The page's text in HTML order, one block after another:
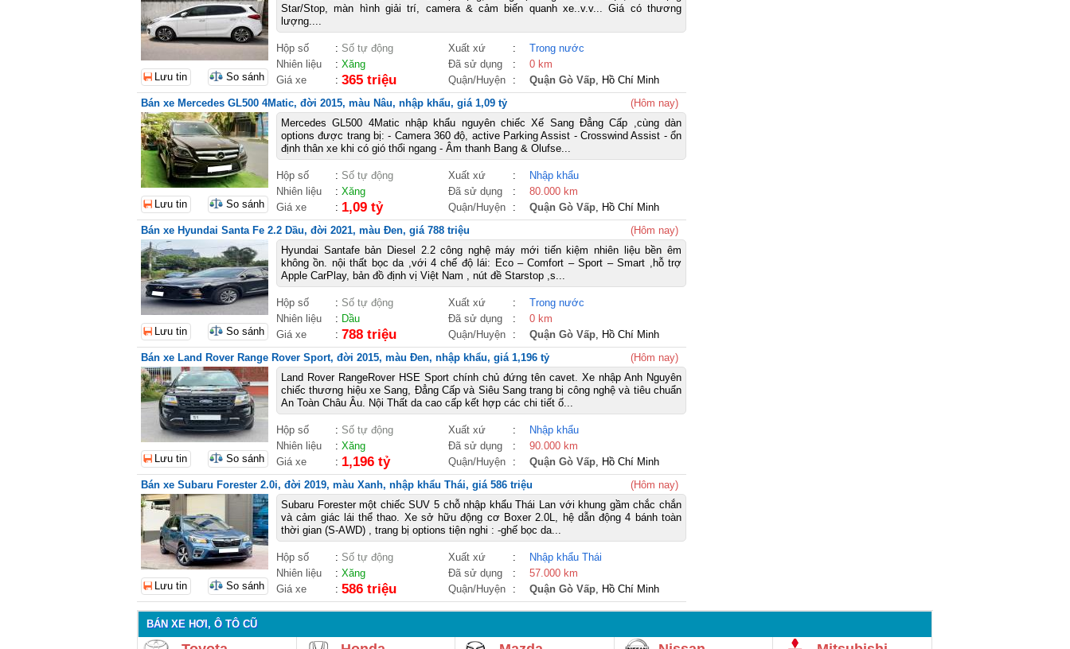
Star/Stop, màn hình giải trí, camera & cảm biến quanh xe..v.v... Giá có thương
lượng....
Hộp số : Số tự động Xuất xứ :
Trong nước
Nhiên liệu
: Xăng Đã sử dụng :
0 km
Giá xe
: 365 triệu Quận/Huyện : Quận Gò Vấp, Hồ Chí Minh
Lưu tin So sánh
Bán xe Mercedes GL500 4Matic, đời 2015, màu Nâu, nhập khẩu, giá 1,09 tỷ
(Hôm nay)
Mercedes GL500 4Matic nhập khẩu nguyên chiếc Xế Sang Đẳng Cấp ,cùng dàn
options được trang bị: - Camera 360 độ, active Parking Assist - Crosswind Assist - ổn
định thân xe khi có gió thổi ngang - Âm thanh Bang & Olufse...
Hộp số : Số tự động Xuất xứ :
Nhập khẩu
Nhiên liệu
: Xăng Đã sử dụng :
80.000 km
Giá xe
: 1,09 tỷ Quận/Huyện : Quận Gò Vấp, Hồ Chí Minh
Lưu tin So sánh
Bán xe Hyundai Santa Fe 2.2 Dầu, đời 2021, màu Đen, giá 788 triệu
(Hôm nay)
Hyundai Santafe bản Diesel 2.2 công nghệ máy mới tiến kiệm nhiên liệu bền êm
không ồn. nội thất bọc da ,với 4 chế độ lái: Eco – Comfort – Sport – Smart ,hỗ trợ
Apple CarPlay, bản đồ định vị Việt Nam , nút đề Starstop ,s...
Hộp số : Số tự động Xuất xứ :
Trong nước
Nhiên liệu
: Dầu Đã sử dụng :
0 km
Giá xe
: 788 triệu Quận/Huyện : Quận Gò Vấp, Hồ Chí Minh
Lưu tin So sánh
Bán xe Land Rover Range Rover Sport, đời 2015, màu Đen, nhập khẩu, giá 1,196 tỷ
(Hôm nay)
Land Rover RangeRover HSE Sport chính chủ đứng tên cavet. Xe nhập Anh Nguyên
chiếc thương hiệu xe Sang, Đẳng Cấp và Siêu Sang trang bị công nghệ và tiêu chuẩn
An Toàn Châu Âu. Nội Thất da cao cấp kết hợp các chi tiết ố...
Hộp số : Số tự động Xuất xứ :
Nhập khẩu
Nhiên liệu
: Xăng Đã sử dụng :
90.000 km
Giá xe
: 1,196 tỷ Quận/Huyện : Quận Gò Vấp, Hồ Chí Minh
Lưu tin So sánh
Bán xe Subaru Forester 2.0i, đời 2019, màu Xanh, nhập khẩu Thái, giá 586 triệu
(Hôm nay)
Subaru Forester một chiếc SUV 5 chỗ nhập khẩu Thái Lan với khung gầm chắc chắn
và cảm giác lái thể thao. Xe sở hữu động cơ Boxer 2.0L, hệ dẫn động 4 bánh toàn
thời gian (S-AWD) , trang bị options tiện nghi : -ghế bọc da...
Hộp số : Số tự động Xuất xứ :
Nhập khẩu Thái
Nhiên liệu
: Xăng Đã sử dụng :
57.000 km
Giá xe
: 586 triệu Quận/Huyện : Quận Gò Vấp, Hồ Chí Minh
Lưu tin So sánh
BÁN XE HƠI, Ô TÔ CŨ